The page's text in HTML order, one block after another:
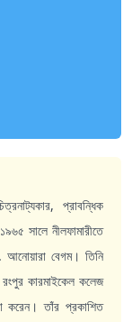
প্রাবন্ধিক
সালে নীলফামারীতে
বেগম। তিনি
কারমাইকেল কলেজ
করেন। তাঁর প্রকাশিত